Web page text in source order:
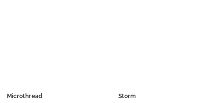
Microthread Storm
Słowacki / EUR